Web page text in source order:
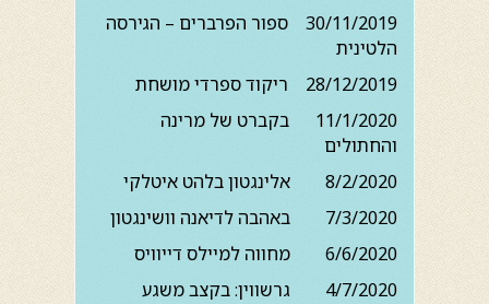
30/11/2019 ספור הפרברים – הגירסה
הלטינית
28/12/2019 ריקוד ספרדי מושחת
11/1/2020 בקברט של מרינה
והחתולים
8/2/2020 אלינגטון בלהט איטלקי
7/3/2020 באהבה לדיאנה וושינגטון
6/6/2020 מחווה למיילס דייוויס
4/7/2020 גרשווין: בקצב משגע